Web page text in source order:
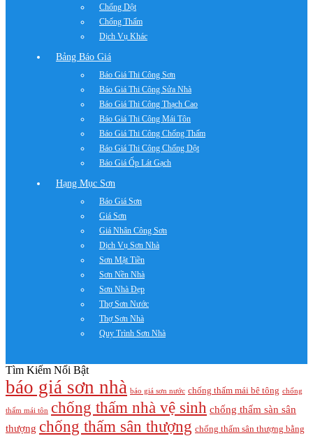
Chống Dột
Chống Thấm
Dịch Vụ Khác
Bảng Báo Giá
Báo Giá Thi Công Sơn
Báo Giá Thi Công Sửa Nhà
Báo Giá Thi Công Thạch Cao
Báo Giá Thi Công Mái Tôn
Báo Giá Thi Công Chống Thấm
Báo Giá Thi Công Chống Dột
Báo Giá Ốp Lát Gạch
Hạng Mục Sơn
Báo Giá Sơn
Giá Sơn
Giá Nhân Công Sơn
Dịch Vụ Sơn Nhà
Sơn Mặt Tiền
Sơn Nền Nhà
Sơn Nhà Đẹp
Thợ Sơn Nước
Thợ Sơn Nhà
Quy Trình Sơn Nhà
Tìm Kiếm Nổi Bật
báo giá sơn nhà báo giá sơn nước chống thấm mái bê tông chống
thấm mái tôn chống thấm nhà vệ sinh chống thấm sàn sân
thượng chống thấm sân thượng chống thấm sân thượng bằng